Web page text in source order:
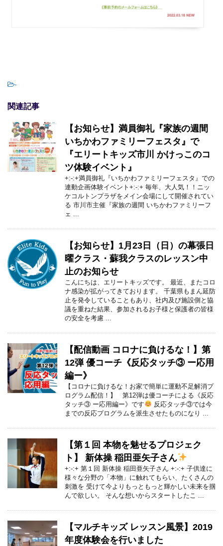
-
関連記事
【お知らせ】満員御礼『家族の週間
いちかわファミリーフェスタ』で
『エリートキッズ市川 かけっこのコ
ツ体験イベント』
+:-:+満員御礼『いちかわファミリーフェスタ』での
連動企画体験イベント+:-:+ 毎年、大人気！！ニッ
ケコルトンプラザをメイン会場にして開催されてい
る 市川市主催『家族の週間 いちかわファミリーフ
ェ ...
【お知らせ】1月23日（日）の幕張日
曜クラス・蘇我クラスのレッスン中
止のお知らせ
こんにちは、エリートキッズです。 最近、またコロ
ナ感染が拡がってきております。 千葉県もまん延防
止を発令していることもあり、社内及び施設側と協
議を重ねた結果、参加されるお子様と保護者の皆様
の安全を考慮 ...
【配信動画 コロナに負けるな！】第
12弾 優コーチ《反応タッチ③ ー応用
編ー》
【コロナに負けるな！お家で簡単に運動不足解消プ
ログラム配信！】 第12弾は優コーチによる《反応
タッチ③ ー応用編ー》です
反応タッチ③では今
までの反応プログラムを派生させたものになり ...
【第１回 本物を魅せるプロジェク
ト】 新体操 稲田亜矢子さん
+:-:+ 第１回 新体操 稲田亜矢子さん +:-:+ 子供達に
様々な分野の「本物」に触れてもらい、たくさんの
刺激を 受けて今よりもっともっと輝かしい未来を掴
んで欲しい。 そんな想いからスタートしたこ ...
【マルチキッズ レッスン風景】2019
年度体験会を行いました